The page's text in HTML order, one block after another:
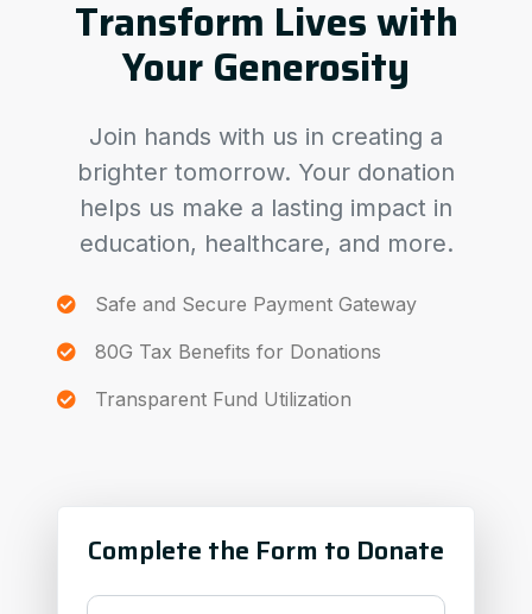
Transform Lives with
Your Generosity
Join hands with us in creating a
brighter tomorrow. Your donation
helps us make a lasting impact in
education, healthcare, and more.
Safe and Secure Payment Gateway
80G Tax Benefits for Donations
Transparent Fund Utilization
Complete the Form to Donate